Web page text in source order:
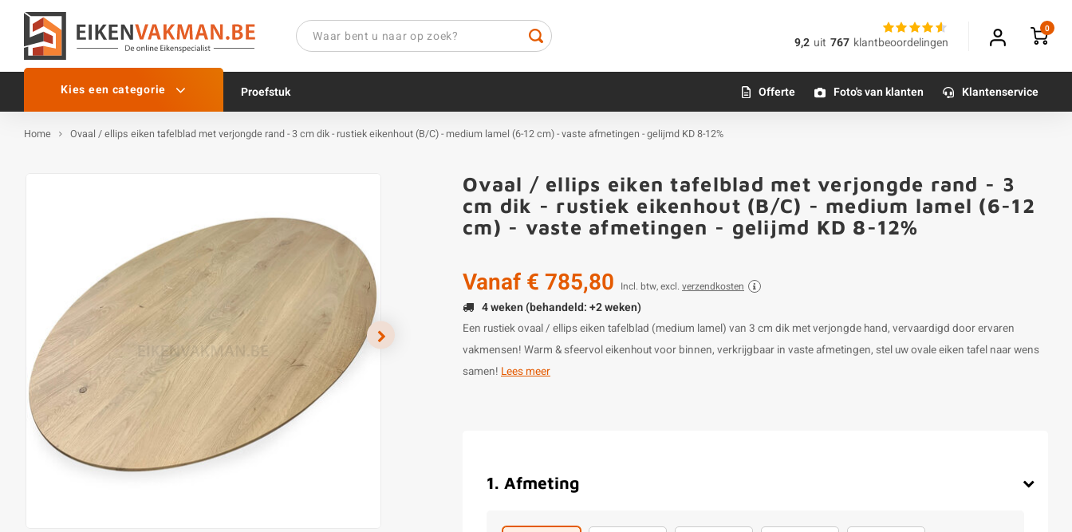
9,2 uit 767 klantbeoordelingen
0
Kies een categorie Proefstuk Offerte Foto's van klanten Klantenservice
Home Ovaal / ellips eiken tafelblad met verjongde rand - 3 cm dik - rustiek eikenhout (B/C) - medium lamel (6-12 cm) - vaste afmetingen - gelijmd KD 8-12%
Ovaal / ellips eiken tafelblad met verjongde rand - 3
cm dik - rustiek eikenhout (B/C) - medium lamel (6-12
cm) - vaste afmetingen - gelijmd KD 8-12%
Vanaf€ 785,80 Incl. btw, excl. verzendkosten
4 weken (behandeld: +2 weken)
Een rustiek ovaal / ellips eiken tafelblad (medium lamel) van 3 cm dik met verjongde hand, vervaardigd door ervaren
vakmensen! Warm & sfeervol eikenhout voor binnen, verkrijgbaar in vaste afmetingen, stel uw ovale eiken tafel naar wens
samen! Lees meer
1. Afmeting